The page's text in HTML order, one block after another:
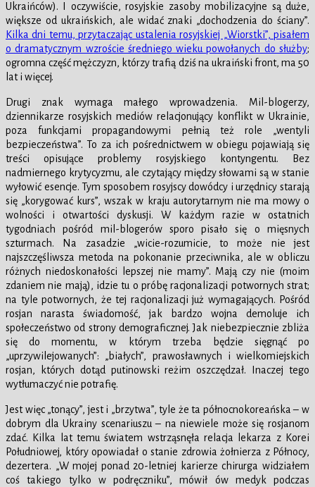
Ukraińców). I oczywiście, rosyjskie zasoby mobilizacyjne są duże,
większe od ukraińskich, ale widać znaki „dochodzenia do ściany”.
Kilka dni temu, przytaczając ustalenia rosyjskiej „Wiorstki”, pisałem
o dramatycznym wzroście średniego wieku powołanych do służby;
ogromna część mężczyzn, którzy trafią dziś na ukraiński front, ma 50
lat i więcej.
Drugi znak wymaga małego wprowadzenia. Mil-blogerzy,
dziennikarze rosyjskich mediów relacjonujący konflikt w Ukrainie,
poza funkcjami propagandowymi pełnią też role „wentyli
bezpieczeństwa”. To za ich pośrednictwem w obiegu pojawiają się
treści opisujące problemy rosyjskiego kontyngentu. Bez
nadmiernego krytycyzmu, ale czytający między słowami są w stanie
wyłowić esencje. Tym sposobem rosyjscy dowódcy i urzędnicy starają
się „korygować kurs”, wszak w kraju autorytarnym nie ma mowy o
wolności i otwartości dyskusji. W każdym razie w ostatnich
tygodniach pośród mil-blogerów sporo pisało się o mięsnych
szturmach. Na zasadzie „wicie-rozumicie, to może nie jest
najszczęśliwsza metoda na pokonanie przeciwnika, ale w obliczu
różnych niedoskonałości lepszej nie mamy”. Mają czy nie (moim
zdaniem nie mają), idzie tu o próbę racjonalizacji potwornych strat;
na tyle potwornych, że tej racjonalizacji już wymagających. Pośród
rosjan narasta świadomość, jak bardzo wojna demoluje ich
społeczeństwo od strony demograficznej. Jak niebezpiecznie zbliża
się do momentu, w którym trzeba będzie sięgnąć po
„uprzywilejowanych”: „białych”, prawosławnych i wielkomiejskich
rosjan, których dotąd putinowski reżim oszczędzał. Inaczej tego
wytłumaczyć nie potrafię.
Jest więc „tonący”, jest i „brzytwa”, tyle że ta północnokoreańska – w
dobrym dla Ukrainy scenariuszu – na niewiele może się rosjanom
zdać. Kilka lat temu światem wstrząsnęła relacja lekarza z Korei
Południowej, który opowiadał o stanie zdrowia żołnierza z Północy,
dezertera. „W mojej ponad 20-letniej karierze chirurga widziałem
coś takiego tylko w podręczniku”, mówił ów medyk podczas